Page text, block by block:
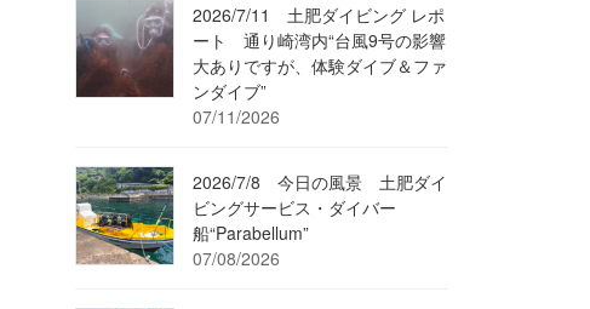
2026/7/11 土肥ダイビング レポ
ート 通り崎湾内“台風9号の影響
大ありですが、体験ダイブ＆ファ
ンダイブ”
07/11/2026
2026/7/8 今日の風景 土肥ダイ
ビングサービス・ダイバー
船“Parabellum”
07/08/2026